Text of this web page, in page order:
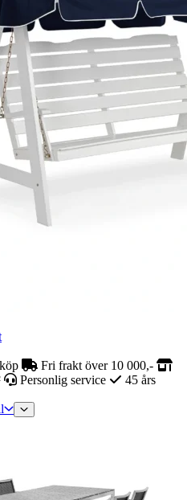
Fri frakt över 10 000,-
Personlig service
45 års